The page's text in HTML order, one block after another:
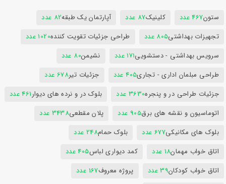
ستون467 عدد کلینیک87 عدد آپارتمان یک طبقه82 عدد
تجهیزات بهداشتی805 عدد طراحی جزئیات تقویت کننده1020 عدد
سرویس بهداشتی - دستشویی171 عدد نشیمن80 عدد
طراحی مبلمان اداری - تجاری405 عدد جزئیات تیر678 عدد
جزئیات طراحی در و پنجره3630 عدد بلوک در و نرده های دیوار461 عدد
اتوماسیون و نقشه های برق905 عدد پلان مقطعی3438 عدد
بلوک های مکانیکی677 عدد بلوک حمام248 عدد
اتاق خواب مهمان18 عدد کمد دیواری لباس405 عدد
اتاق خواب کودکان39 عدد پروژه معروف167 عدد